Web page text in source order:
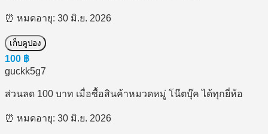
⏰ หมดอายุ: 30 มิ.ย. 2026
เก็บคูปอง
100 ฿
guckk5g7
ส่วนลด 100 บาท เมื่อซื้อสินค้าหมวดหมู่ โน๊ตบุ๊ค ได้ทุกยี่ห้อ
⏰ หมดอายุ: 30 มิ.ย. 2026